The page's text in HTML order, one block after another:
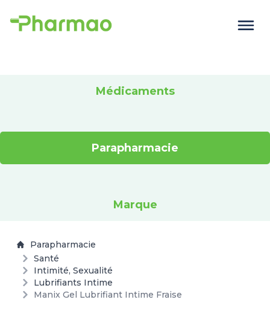
Médicaments
Parapharmacie
Marque
Parapharmacie
Santé
Intimité, Sexualité
Lubrifiants Intime
Manix Gel Lubrifiant Intime Fraise